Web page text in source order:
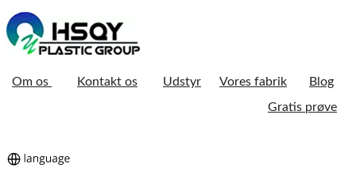
Om os Kontakt os Udstyr Vores fabrik
Blog
Gratis prøve